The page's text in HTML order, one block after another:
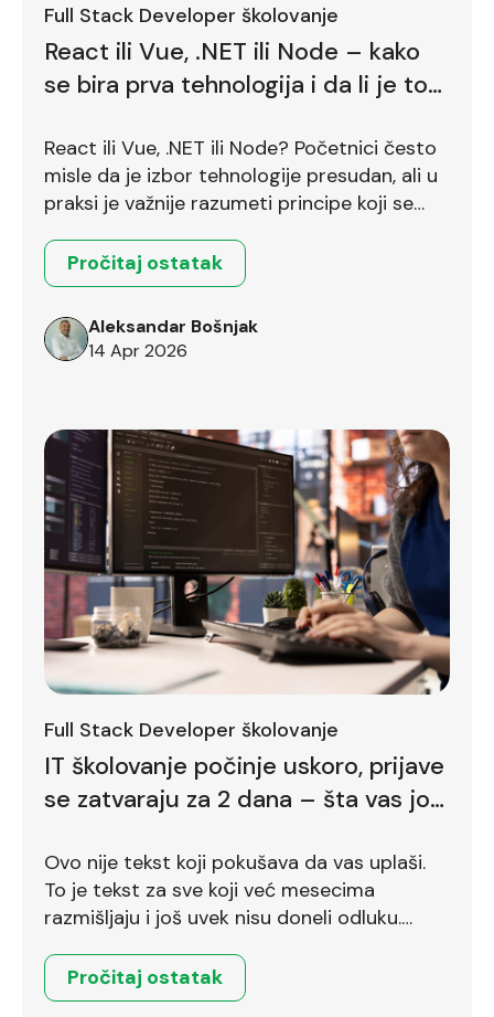
Full Stack Developer školovanje
React ili Vue, .NET ili Node – kako
se bira prva tehnologija i da li je to
React ili Vue, .NET ili Node? Početnici često
misle da je izbor tehnologije presudan, ali u
praksi je važnije razumeti principe koji se
Pročitaj ostatak
Aleksandar Bošnjak
14 Apr 2026
Full Stack Developer školovanje
IT školovanje počinje uskoro, prijave
se zatvaraju za 2 dana – šta vas još
Ovo nije tekst koji pokušava da vas uplaši.
To je tekst za sve koji već mesecima
razmišljaju i još uvek nisu doneli odluku.
Pročitaj ostatak